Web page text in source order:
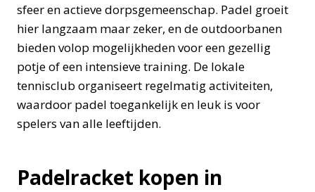
sfeer en actieve dorpsgemeenschap. Padel groeit
hier langzaam maar zeker, en de outdoorbanen
bieden volop mogelijkheden voor een gezellig
potje of een intensieve training. De lokale
tennisclub organiseert regelmatig activiteiten,
waardoor padel toegankelijk en leuk is voor
spelers van alle leeftijden.
Padelracket kopen in